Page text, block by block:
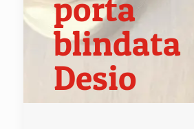
porta
blindata
Desio